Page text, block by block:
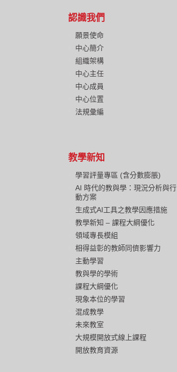
認識我們
願景使命
中心簡介
組織架構
中心主任
中心成員
中心位置
法規彙編
教學新知
學習評量專區 (含分數膨脹)
AI 時代的教與學：現況分析與行
動方案
生成式AI工具之教學因應措施
教學新知 – 課程大綱優化
領域專長模組
相得益彰的教師同儕影響力
主動學習
教與學的學術
課程大綱優化
現象本位的學習
混成教學
未來教室
大規模開放式線上課程
開放教育資源